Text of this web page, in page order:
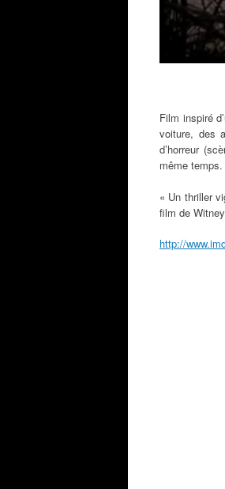
Film inspiré
voiture, des
d’horreur
même
« Un thriller
film de
http://